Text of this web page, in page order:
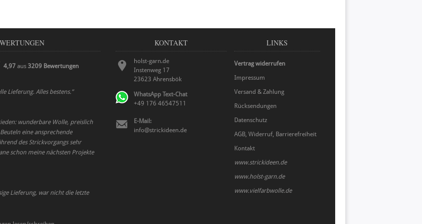
4,97 aus3209 Bewertungen
Lieferung. Alles bestens.”
wunderbare Wolle, preislich
eine ansprechende
des Strickvorgangs sehr
schon meine nächsten Projekte
Lieferung, war nicht die letzte
KONTAKT
holst-garn.de
Instenweg 17
23623 Ahrensbök
WhatsApp Text-Chat
+49 176 46547511
E-Mail:
info@strickideen.de
LINKS
Vertrag widerrufen
Impressum
Versand & Zahlung
Rücksendungen
Datenschutz
AGB, Widerruf, Barrierefreiheit
Kontakt
www.strickideen.de
www.holst-garn.de
www.vielfarbwolle.de